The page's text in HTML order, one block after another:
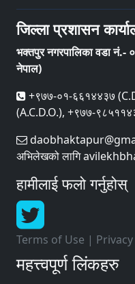
जिल्ला प्रशासन
भक्तपुर नगरपालिका वडा नं.-
नेपाल)
+९७७-०१-६६१४४३७
(A.C.D.O.), +९७७-
अभिलेखको लागि
हामीलाई फलो गर्नुहोस्
Terms of Use |
महत्त्वपूर्ण लिंकहरु